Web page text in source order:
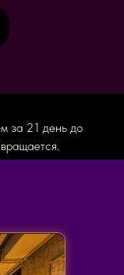
за 21 день до